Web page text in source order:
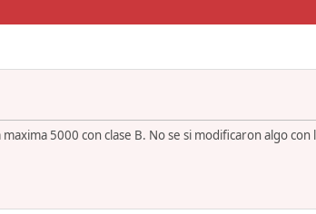
5000 con clase B. No se si modificaron algo con